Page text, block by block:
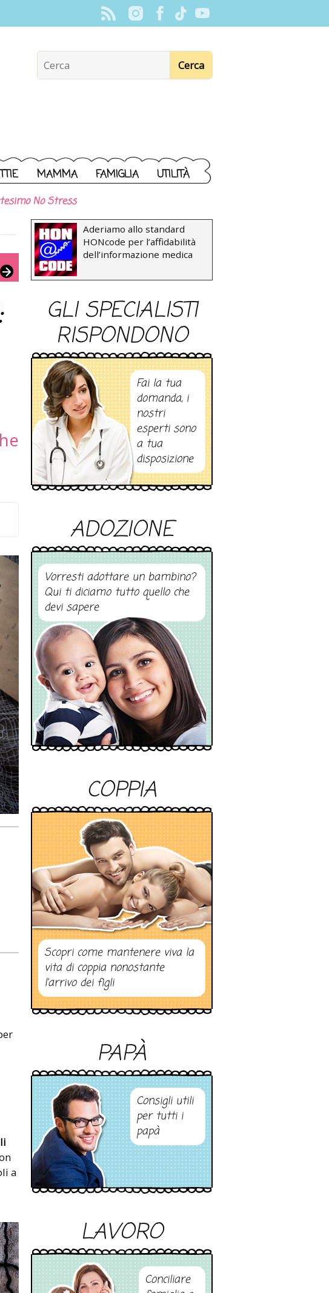
MAMMA FAMIGLIA UTILITÀ
No Stress
a
Aderiamo allo standard
HONcode per l’affidabilità
dell’informazione medica
GLI SPECIALISTI
RISPONDONO
Fai la tua
domanda, i
nostri
esperti sono
a tua
disposizione
ADOZIONE
Vorresti adottare un bambino?
Qui ti diciamo tutto quello che
devi sapere
COPPIA
Scopri come mantenere viva la
vita di coppia nonostante
l’arrivo dei figli
PAPÀ
Consigli utili
per tutti i
papà
LAVORO
Conciliare